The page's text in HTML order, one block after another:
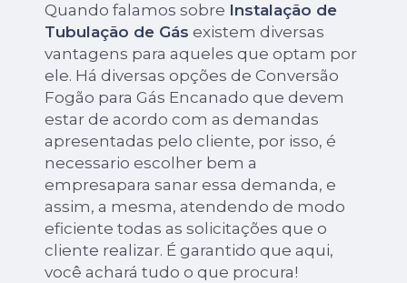
Quando falamos sobre Instalação de
Tubulação de Gás existem diversas
vantagens para aqueles que optam por
ele. Há diversas opções de Conversão
Fogão para Gás Encanado que devem
estar de acordo com as demandas
apresentadas pelo cliente, por isso, é
necessario escolher bem a
empresapara sanar essa demanda, e
assim, a mesma, atendendo de modo
eficiente todas as solicitações que o
cliente realizar. É garantido que aqui,
você achará tudo o que procura!